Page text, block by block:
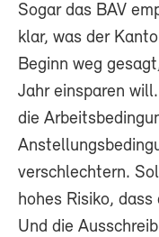
Sogar das BAV
klar, was der
Beginn weg
Jahr einsparen
die
verschlechtern.
hohes Risiko,
Und die